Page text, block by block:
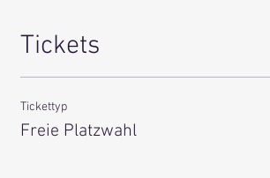
Tickets
Tickettyp
Freie Platzwahl